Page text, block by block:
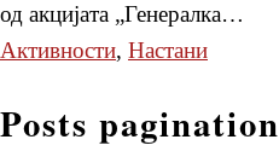
од акцијата „Генералка…
Активности, Настани
Posts pagination